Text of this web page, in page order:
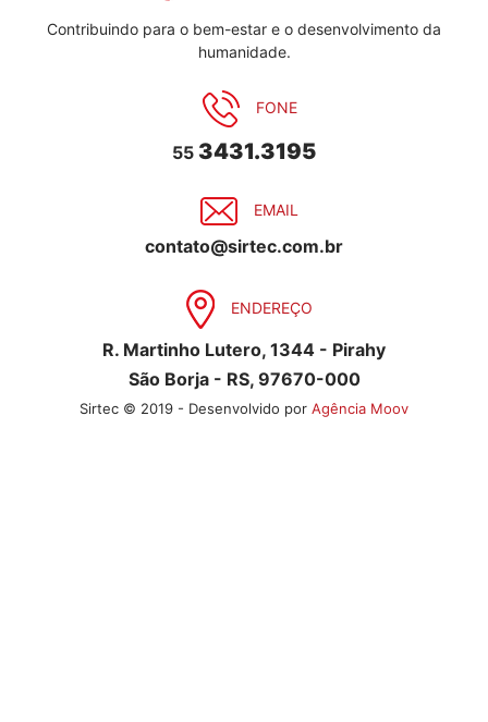
Contribuindo para o bem-estar e o desenvolvimento da
humanidade.
FONE
55 3431.3195
EMAIL
contato@sirtec.com.br
ENDEREÇO
R. Martinho Lutero, 1344 - Pirahy
São Borja - RS, 97670-000
Sirtec © 2019 - Desenvolvido por Agência Moov